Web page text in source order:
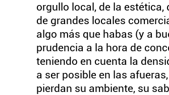
orgullo local, de la
de grandes locales
algo más que habas (y a
prudencia a la hora de
teniendo en cuenta la
a ser posible en las
pierdan su ambiente, su